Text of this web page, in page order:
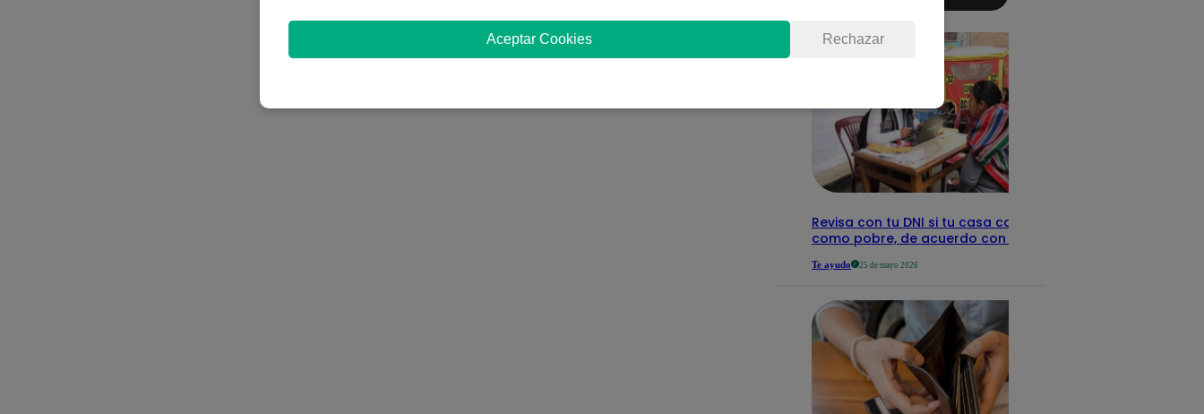
detalles
Revisa con tu DNI si tu casa califica
como pobre, de acuerdo con el Sisfoh
Te ayudo 25 de mayo 2026
Aceptar Cookies Rechazar